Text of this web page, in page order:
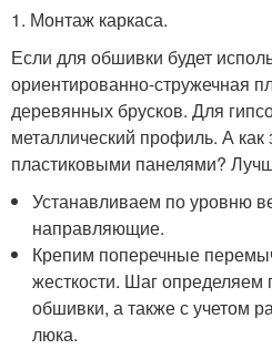
1. Монтаж каркаса.
Если для обшивки будет
ориентированно-стружечная
деревянных брусков. Для
металлический профиль. А как
пластиковыми панелями?
Устанавливаем по уровню
направляющие.
Крепим поперечные
жесткости. Шаг
обшивки, а также с учетом
люка.